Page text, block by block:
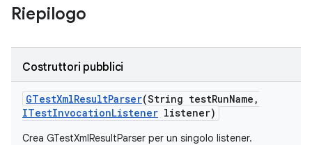
Riepilogo
Costruttori pubblici
GTestXmlResultParser(String testRunName ,
ITestInvocationListener listener)
Crea GTestXmlResultParser per un singolo listener.